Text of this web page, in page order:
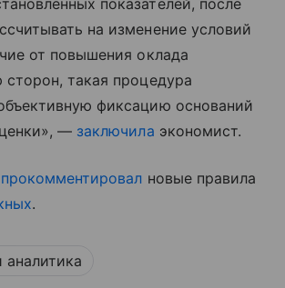
на изменение условий
от повышения оклада
такая процедура
фиксацию оснований
— заключила экономист.
прокомментировал новые правила
.
аналитика